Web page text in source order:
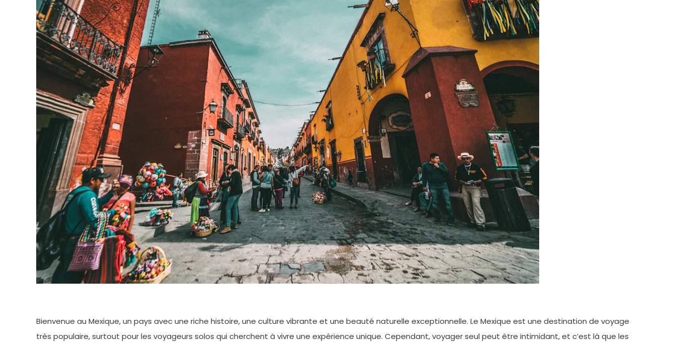
Bienvenue au Mexique, un pays avec une riche histoire, une culture vibrante et une beauté naturelle exceptionnelle. Le Mexique est une destination de voyage
très populaire, surtout pour les voyageurs solos qui cherchent à vivre une expérience unique. Cependant, voyager seul peut être intimidant, et c’est là que les